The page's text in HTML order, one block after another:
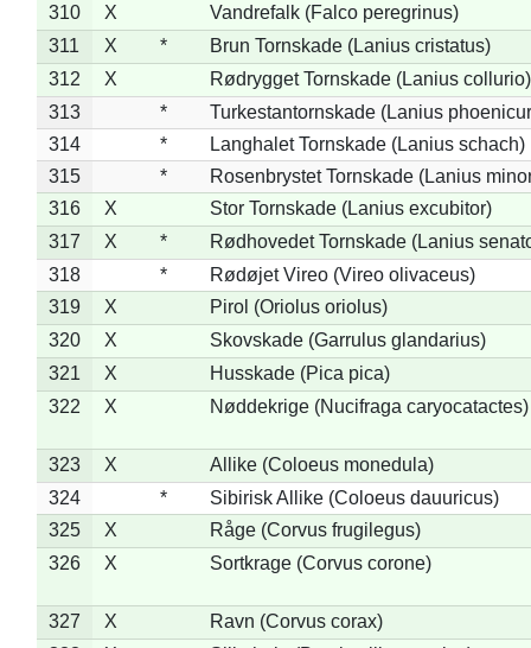
310
X
Vandrefalk (Falco peregrinus)
311
X *
Brun Tornskade (Lanius cristatus)
312
X
Rødrygget Tornskade (Lanius collurio)
313
*
Turkestantornskade (Lanius
314
*
Langhalet Tornskade (Lanius schach)
315
*
Rosenbrystet Tornskade (Lanius
316
X
Stor Tornskade (Lanius excubitor)
317
X *
Rødhovedet Tornskade (Lanius
318
*
Rødøjet Vireo (Vireo olivaceus)
319
X
Pirol (Oriolus oriolus)
320
X
Skovskade (Garrulus glandarius)
321
X
Husskade (Pica pica)
322
X Nøddekrige (Nucifraga caryocatactes)
323 X
Allike (Coloeus monedula)
324
*
Sibirisk Allike (Coloeus dauuricus)
325
X
Råge (Corvus frugilegus)
326
X Sortkrage (Corvus corone)
327 X
Ravn (Corvus corax)